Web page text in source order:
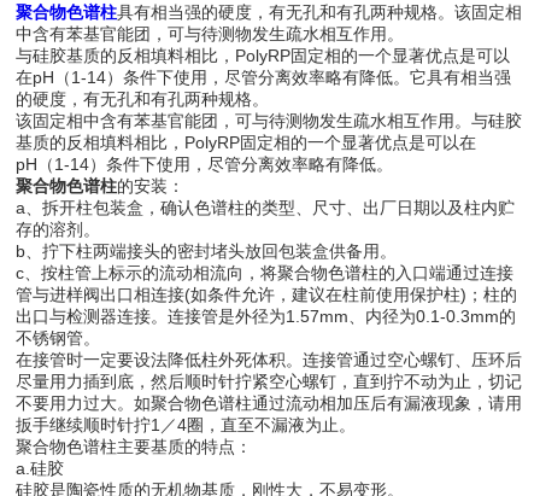
聚合物色谱柱具有相当强的硬度，有无孔和有孔两种规格。该固定相
中含有苯基官能团，可与待测物发生疏水相互作用。
与硅胶基质的反相填料相比，PolyRP固定相的一个显著优点是可以
在pH（1-14）条件下使用，尽管分离效率略有降低。它具有相当强
的硬度，有无孔和有孔两种规格。
该固定相中含有苯基官能团，可与待测物发生疏水相互作用。与硅胶
基质的反相填料相比，PolyRP固定相的一个显著优点是可以在
pH（1-14）条件下使用，尽管分离效率略有降低。
聚合物色谱柱的安装：
a、拆开柱包装盒，确认色谱柱的类型、尺寸、出厂日期以及柱内贮
存的溶剂。
b、拧下柱两端接头的密封堵头放回包装盒供备用。
c、按柱管上标示的流动相流向，将聚合物色谱柱的入口端通过连接
管与进样阀出口相连接(如条件允许，建议在柱前使用保护柱)；柱的
出口与检测器连接。连接管是外径为1.57mm、内径为0.1-0.3mm的
不锈钢管。
在接管时一定要设法降低柱外死体积。连接管通过空心螺钉、压环后
尽量用力插到底，然后顺时针拧紧空心螺钉，直到拧不动为止，切记
不要用力过大。如聚合物色谱柱通过流动相加压后有漏液现象，请用
扳手继续顺时针拧1／4圈，直至不漏液为止。
聚合物色谱柱主要基质的特点：
a.硅胶
硅胶是陶瓷性质的无机物基质，刚性大，不易变形。